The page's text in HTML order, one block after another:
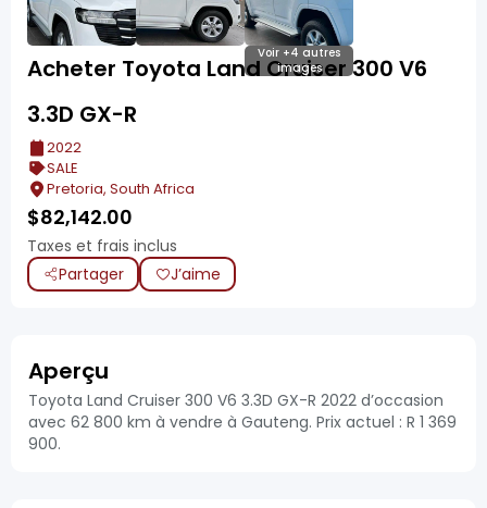
Voir +4 autres
images
Acheter Toyota Land Cruiser 300 V6
3.3D GX-R
2022
SALE
Pretoria, South Africa
$82,142.00
Taxes et frais inclus
Partager
J’aime
Aperçu
Toyota Land Cruiser 300 V6 3.3D GX-R 2022 d’occasion
avec 62 800 km à vendre à Gauteng. Prix actuel : R 1 369
900.